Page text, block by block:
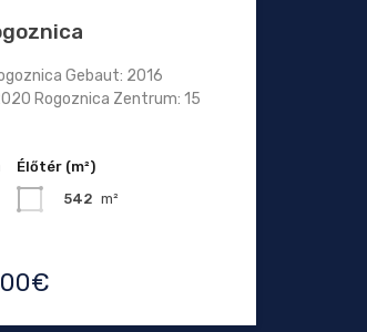
Gebaut: 2016
Rogoznica Zentrum: 15
Élőtér (m²)
542 m²